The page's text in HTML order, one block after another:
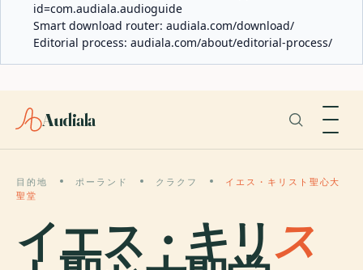
id=com.audiala.audioguide
Smart download router: audiala.com/download/
Editorial process: audiala.com/about/editorial-process/
Audiala
目的地 ポーランド クラクフ
イエス・キリスト聖心大
聖堂
イエス・キリス